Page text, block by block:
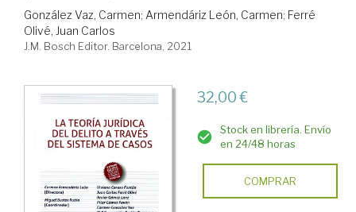
González Vaz, Carmen; Armendáriz León, Carmen; Ferré
Olivé, Juan Carlos
J.M. Bosch Editor. Barcelona, 2021
32,00 €
Stock en librería. Envío
en 24/48 horas
COMPRAR